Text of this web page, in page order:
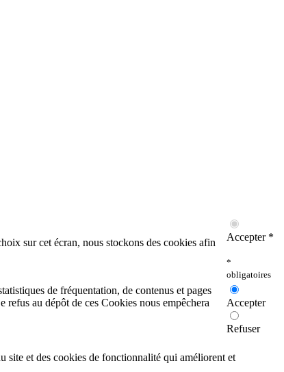
sur cet écran, nous stockons des cookies afin
Accepter *
*
obligatoires
de fréquentation, de contenus et pages
refus au dépôt de ces Cookies nous empêchera
Accepter
Refuser
site et des cookies de fonctionnalité qui améliorent et